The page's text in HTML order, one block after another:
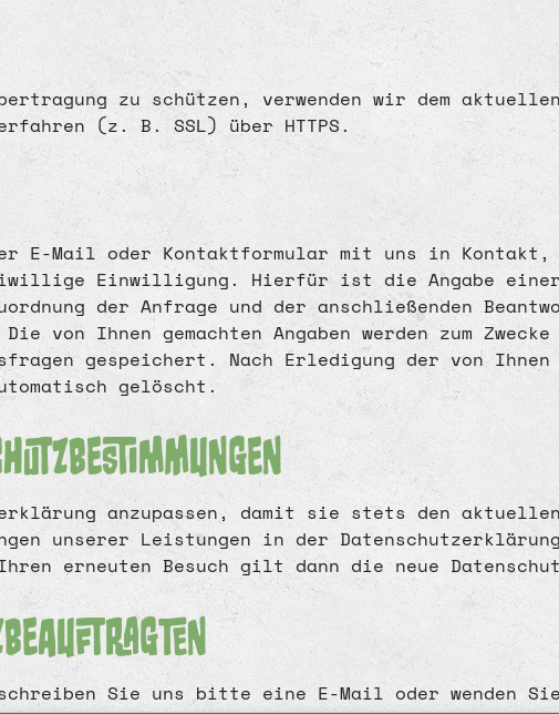
zu schützen, verwenden wir dem
(z. B. SSL) über HTTPS.
E-Mail oder Kontaktformular mit uns in
Einwilligung. Hierfür ist die Angabe
der Anfrage und der anschließenden
Ihnen gemachten Angaben werden zum
gespeichert. Nach Erledigung der von
gelöscht.
anzupassen, damit sie stets den
unserer Leistungen in der
erneuten Besuch gilt dann die neue
schreiben Sie uns bitte eine E-Mail oder wenden